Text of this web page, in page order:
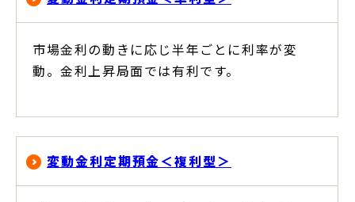
市場金利の動きに応じ半年ごとに利率が変
動。金利上昇局面では有利です。
変動金利定期預金＜複利型＞